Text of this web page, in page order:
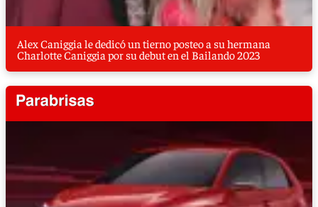
Alex Caniggia le dedicó un tierno posteo a su hermana
Charlotte Caniggia por su debut en el Bailando 2023